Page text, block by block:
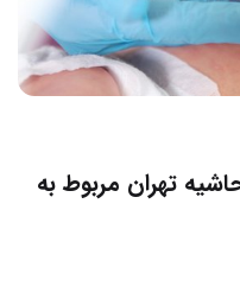
تهران مربوط به